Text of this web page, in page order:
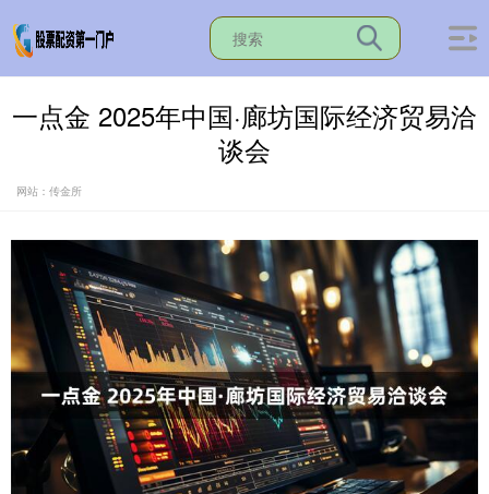
一点金 2025年中国·廊坊国际经济贸易洽
谈会
网站：传金所